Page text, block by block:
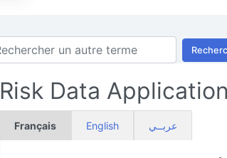
Risk Data
Français English عربــي